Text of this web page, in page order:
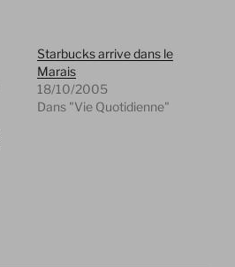
Starbucks arrive dans le
Marais
18/10/2005
Dans "Vie Quotidienne"